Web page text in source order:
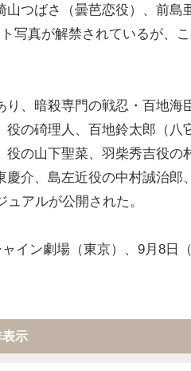
つばさ（曇芭恋役）、前島
写真が解禁されているが、
、暗殺専門の戦忍・百地海
の碕理人、百地鈴太郎（八
の山下聖菜、羽柴秀吉役の
介、島左近役の中村誠治郎
アルが公開された。
イン劇場（東京）、9月8日
表示